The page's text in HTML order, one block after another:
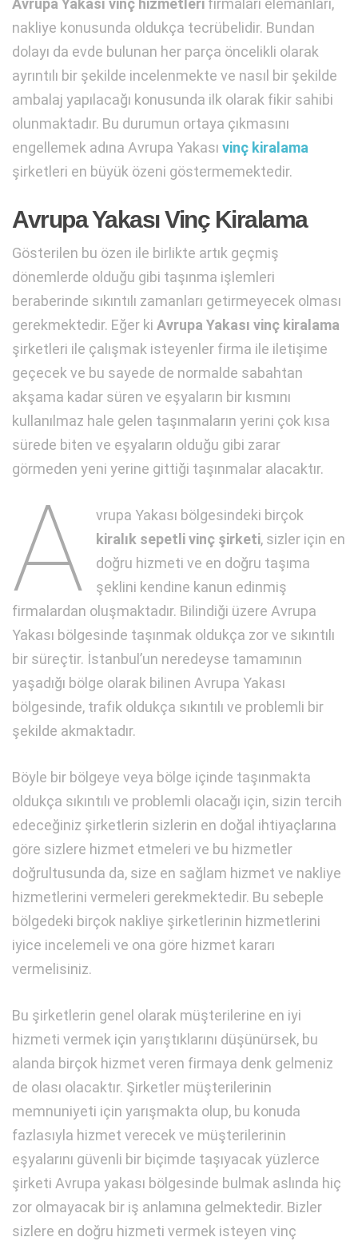
nakliye konusunda oldukça tecrübelidir. Bundan
dolayı da evde bulunan her parça öncelikli olarak
ayrıntılı bir şekilde incelenmekte ve nasıl bir şekilde
ambalaj yapılacağı konusunda ilk olarak fikir sahibi
olunmaktadır. Bu durumun ortaya çıkmasını
engellemek adına Avrupa Yakası vinç kiralama
şirketleri en büyük özeni göstermemektedir.
Avrupa Yakası Vinç Kiralama
Gösterilen bu özen ile birlikte artık geçmiş
dönemlerde olduğu gibi taşınma işlemleri
beraberinde sıkıntılı zamanları getirmeyecek olması
gerekmektedir. Eğer ki Avrupa Yakası vinç kiralama
şirketleri ile çalışmak isteyenler firma ile iletişime
geçecek ve bu sayede de normalde sabahtan
akşama kadar süren ve eşyaların bir kısmını
kullanılmaz hale gelen taşınmaların yerini çok kısa
sürede biten ve eşyaların olduğu gibi zarar
görmeden yeni yerine gittiği taşınmalar alacaktır.
A
vrupa Yakası bölgesindeki birçok
kiralık sepetli vinç şirketi, sizler için en
doğru hizmeti ve en doğru taşıma
şeklini kendine kanun edinmiş
firmalardan oluşmaktadır. Bilindiği üzere Avrupa
Yakası bölgesinde taşınmak oldukça zor ve sıkıntılı
bir süreçtir. İstanbul’un neredeyse tamamının
yaşadığı bölge olarak bilinen Avrupa Yakası
bölgesinde, trafik oldukça sıkıntılı ve problemli bir
şekilde akmaktadır.
Böyle bir bölgeye veya bölge içinde taşınmakta
oldukça sıkıntılı ve problemli olacağı için, sizin tercih
edeceğiniz şirketlerin sizlerin en doğal ihtiyaçlarına
göre sizlere hizmet etmeleri ve bu hizmetler
doğrultusunda da, size en sağlam hizmet ve nakliye
hizmetlerini vermeleri gerekmektedir. Bu sebeple
bölgedeki birçok nakliye şirketlerinin hizmetlerini
iyice incelemeli ve ona göre hizmet kararı
vermelisiniz.
Bu şirketlerin genel olarak müşterilerine en iyi
hizmeti vermek için yarıştıklarını düşünürsek, bu
alanda birçok hizmet veren firmaya denk gelmeniz
de olası olacaktır. Şirketler müşterilerinin
memnuniyeti için yarışmakta olup, bu konuda
fazlasıyla hizmet verecek ve müşterilerinin
eşyalarını güvenli bir biçimde taşıyacak yüzlerce
şirketi Avrupa yakası bölgesinde bulmak aslında hiç
zor olmayacak bir iş anlamına gelmektedir. Bizler
sizlere en doğru hizmeti vermek isteyen vinç